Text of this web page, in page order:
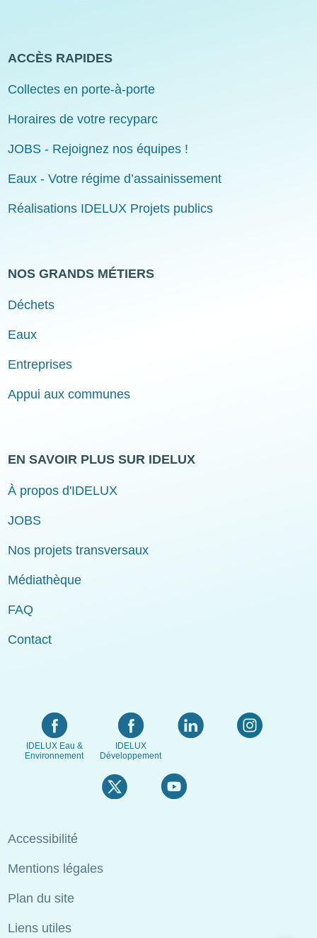
ACCÈS RAPIDES
Collectes en porte-à-porte
Horaires de votre recyparc
JOBS - Rejoignez nos équipes !
Eaux - Votre régime d’assainissement
Réalisations IDELUX Projets publics
NOS GRANDS MÉTIERS
Déchets
Eaux
Entreprises
Appui aux communes
EN SAVOIR PLUS SUR IDELUX
À propos d'IDELUX
JOBS
Nos projets transversaux
Médiathèque
FAQ
Contact
IDELUX Eau &
Environnement
IDELUX
Développement
Menu
Pied
de
page
Accessibilité
Mentions légales
Plan du site
Liens utiles